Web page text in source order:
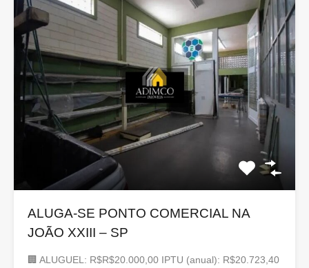
ALUGA-SE PONTO COMERCIAL NA
JOÃO XXIII – SP
🏢 ALUGUEL: R$R$20.000,00 IPTU (anual): R$20.723,40